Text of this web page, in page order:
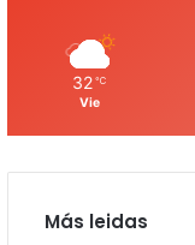
32 ℃
Vie
Más leidas